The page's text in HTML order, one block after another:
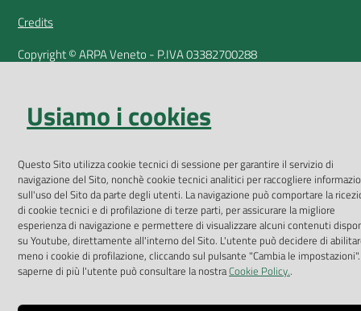
Credits
Copyright © ARPA Veneto - P.IVA 03382700288
Usiamo i cookies
Questo Sito utilizza cookie tecnici di sessione per garantire il servizio di
navigazione del Sito, nonchè cookie tecnici analitici per raccogliere
sull'uso del Sito da parte degli utenti. La navigazione può comportare la
di cookie tecnici e di profilazione di terze parti, per assicurare la migliore
esperienza di navigazione e permettere di visualizzare alcuni contenuti
su Youtube, direttamente all'interno del Sito. L'utente può decidere di
meno i cookie di profilazione, cliccando sul pulsante "Cambia le
saperne di più l'utente può consultare la nostraCookie Policy..